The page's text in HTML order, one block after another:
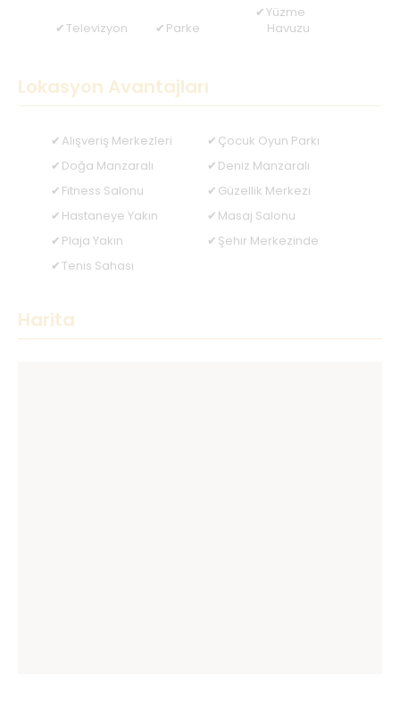
Televizyon Parke
Yüzme
Havuzu
Lokasyon Avantajları
Alışveriş Merkezleri
Çocuk Oyun Parkı
Doğa Manzaralı
Deniz Manzaralı
Fitness Salonu
Güzellik Merkezi
Hastaneye Yakın
Masaj Salonu
Plaja Yakın
Şehir Merkezinde
Tenis Sahası
Harita